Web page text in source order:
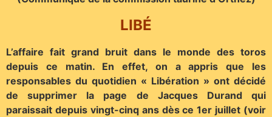
LIBÉ
L’affaire fait grand bruit dans le monde des toros
depuis ce matin. En effet, on a appris que les
responsables du quotidien « Libération » ont décidé
de supprimer la page de Jacques Durand qui
paraissait depuis vingt-cinq ans dès ce 1er juillet (voir